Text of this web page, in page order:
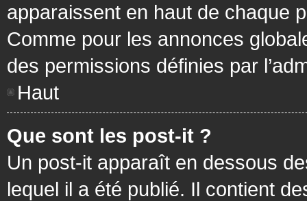
apparaissent en haut de chaque
Comme pour les annonces
des permissions définies par
Haut
Que sont les post-it ?
Un post-it apparaît en dessous
lequel il a été publié. Il contient